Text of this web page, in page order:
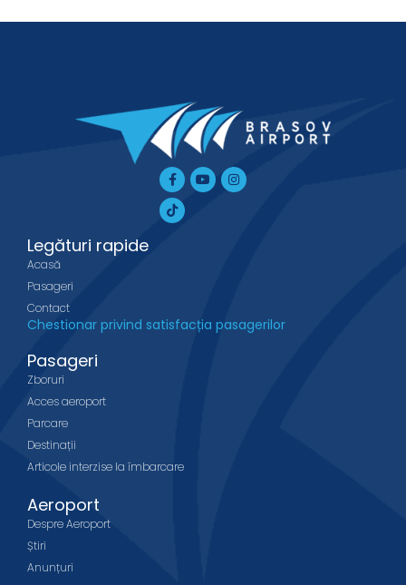
Facebook-
f
YoutubeInstagram
Tiktok
Legături rapide
Acasă
Pasageri
Contact
Chestionar privind satisfacția pasagerilor
Pasageri
Zboruri
Acces aeroport
Parcare
Destinații
Articole interzise la îmbarcare
Aeroport
Despre Aeroport
Știri
Anunțuri